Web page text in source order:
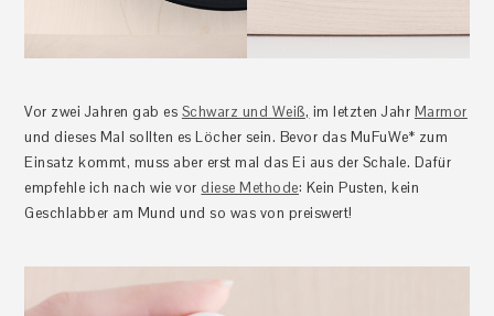
Vor zwei Jahren gab es Schwarz und Weiß, im letzten Jahr Marmor
und dieses Mal sollten es Löcher sein. Bevor das MuFuWe* zum
Einsatz kommt, muss aber erst mal das Ei aus der Schale. Dafür
empfehle ich nach wie vor diese Methode: Kein Pusten, kein
Geschlabber am Mund und so was von preiswert!